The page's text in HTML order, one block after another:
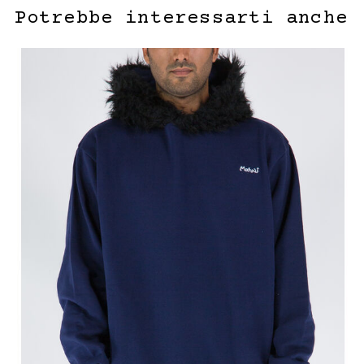
Potrebbe interessarti anche